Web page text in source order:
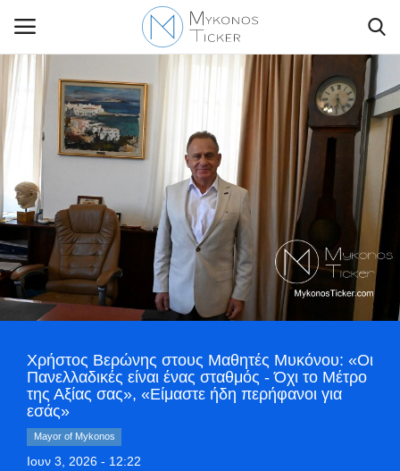
Contact Us
Politique
Business
Travel
World
Greece
Style Adorés
Entertainment
Χρήστος Βερώνης στους Μαθητές Μυκόνου: «Οι
Πανελλαδικές είναι ένας σταθμός - Όχι το Μέτρο
της Αξίας σας», «Είμαστε ήδη περήφανοι για
εσάς»
Mayor of Mykonos
Ιουν 3, 2026 - 12:22